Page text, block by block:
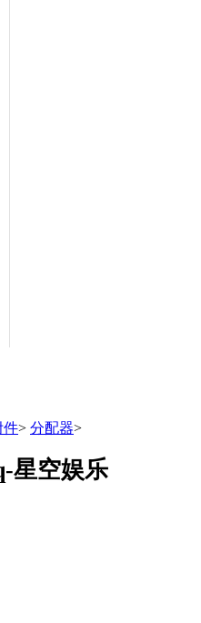
件> 分配器>
星空娱乐